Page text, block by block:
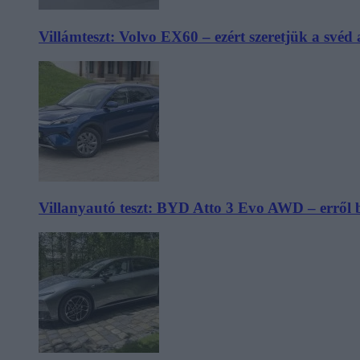
Villámteszt: Volvo EX60 – ezért szeretjük a svéd
Villanyautó teszt: BYD Atto 3 Evo AWD – erről